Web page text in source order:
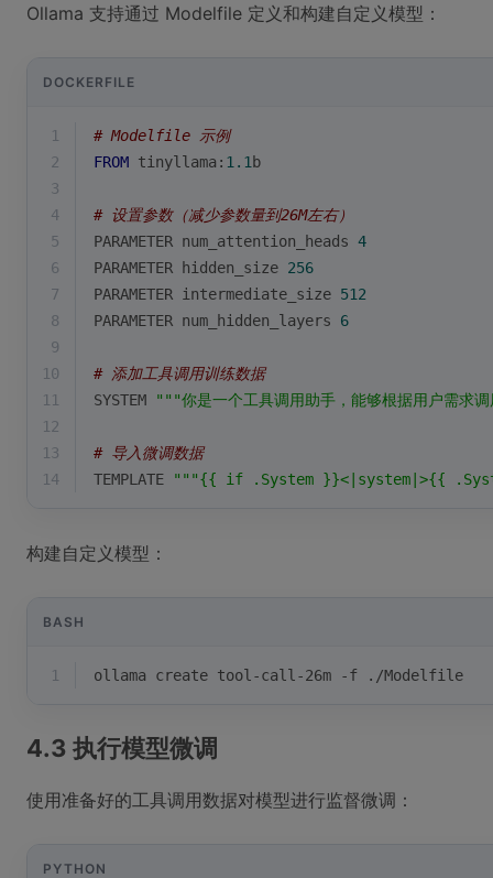
Ollama 支持通过 Modelfile 定义和构建自定义模型：
DOCKERFILE
1
# Modelfile 示例
2
FROM tinyllama: 1.1 b
3
4
# 设置参数（减少参数量到26M左右）
5
PARAMETER num_attention_heads 4
6
PARAMETER hidden_size 256
7
PARAMETER intermediate_size 512
8
PARAMETER num_hidden_layers 6
9
10
# 添加工具调用训练数据
11
SYSTEM "" "你是一个工具调用助手，能够根据用户需求
12
13
# 导入微调数据
14
TEMPLATE "" "{{ if .System }}<|system|>{{
构建自定义模型：
BASH
1 ollama create tool-call-26m -f ./Modelfile
4.3 执行模型微调
使用准备好的工具调用数据对模型进行监督微调：
PYTHON